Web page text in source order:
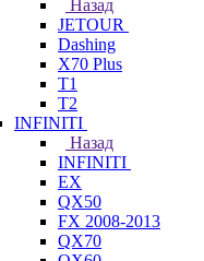
Назад
JETOUR
Dashing
X70 Plus
T1
T2
INFINITI
Назад
INFINITI
EX
QX50
FX 2008-2013
QX70